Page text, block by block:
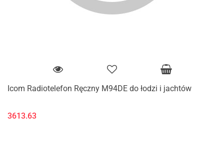
Icom Radiotelefon Ręczny M94DE do łodzi i jachtów
3613.63